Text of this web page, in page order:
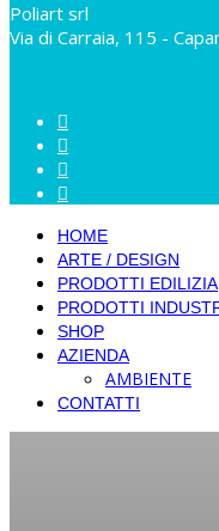
Poliart srl
Via di Carraia, 115 -
HOME
ARTE / DESIGN
PRODOTTI EDILIZIA
PRODOTTI
SHOP
AZIENDA
AMBIENTE
CONTATTI